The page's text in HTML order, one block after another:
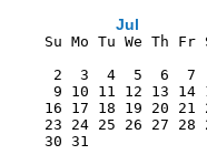
Jul
Su Mo Tu We Th Fr
2  3  4  5  6  7
9 10 11 12 13 14
16 17 18 19 20 21
23 24 25 26 27 28